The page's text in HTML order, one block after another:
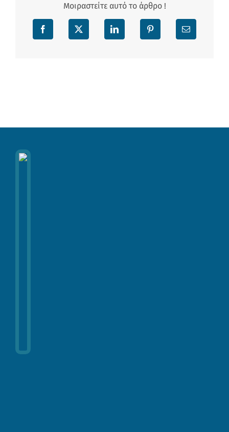
Μοιραστείτε αυτό το άρθρο !
Facebook X LinkedIn Pinterest Email